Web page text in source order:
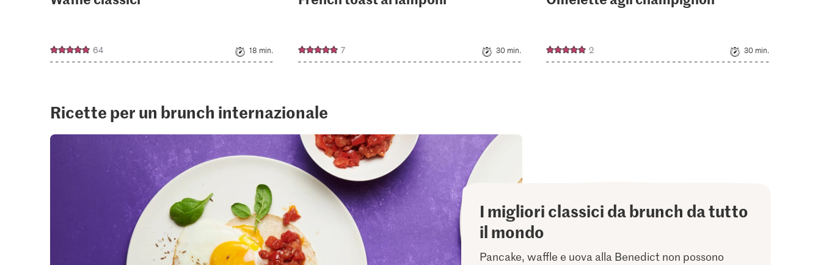
64 18 min. 7 30 min. 2 30 min.
Ricette per un brunch internazionale
I migliori classici da brunch da tutto
il mondo
Pancake, waffle e uova alla Benedict non possono